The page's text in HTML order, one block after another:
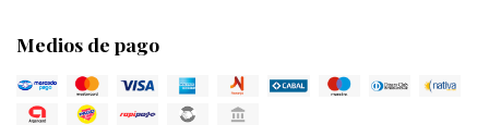
Medios de pago